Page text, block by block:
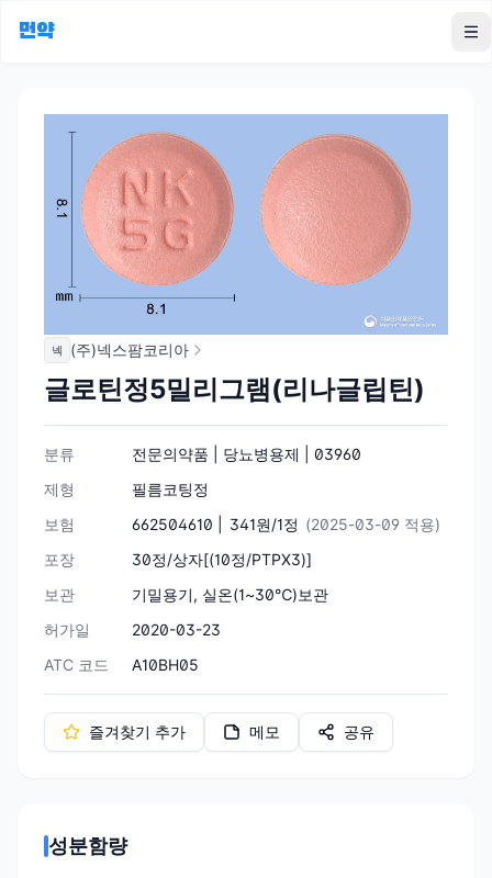
먼약
넥 (주)넥스팜코리아
글로틴정5밀리그램(리나글립틴)
분류
전문의약품 | 당뇨병용제 | 03960
제형
필름코팅정
보험
662504610 | 341원/1정 (2025-03-09 적용)
포장
30정/상자[(10정/PTPX3)]
보관
기밀용기, 실온(1~30℃)보관
허가일
2020-03-23
ATC 코드
A10BH05
즐겨찾기 추가 메모 공유
성분함량